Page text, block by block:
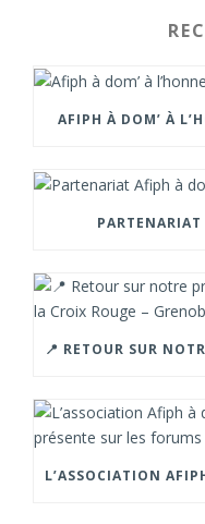
AFIPH À DOM’ À